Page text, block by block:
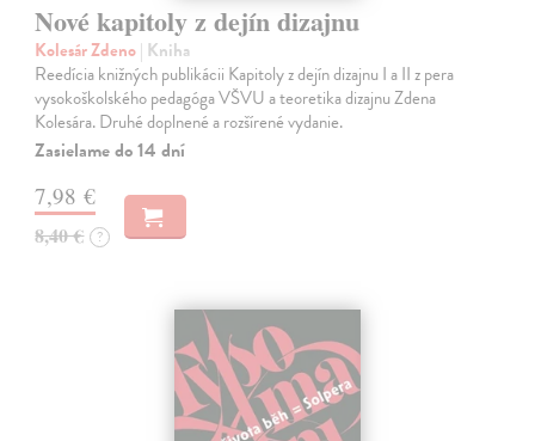
Nové kapitoly z dejín dizajnu
Kolesár Zdeno| Kniha
Reedícia knižných publikácii Kapitoly z dejín dizajnu I a II z pera
vysokoškolského pedagóga VŠVU a teoretika dizajnu Zdena
Kolesára. Druhé doplnené a rozšírené vydanie.
Zasielame do 14 dní
7,98 €
8,40 € ?